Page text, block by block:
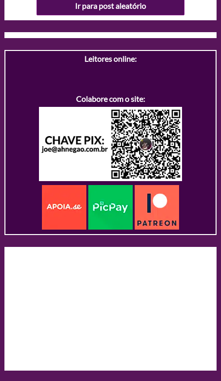
Ir para post aleatório
Leitores online:
Colabore com o site: